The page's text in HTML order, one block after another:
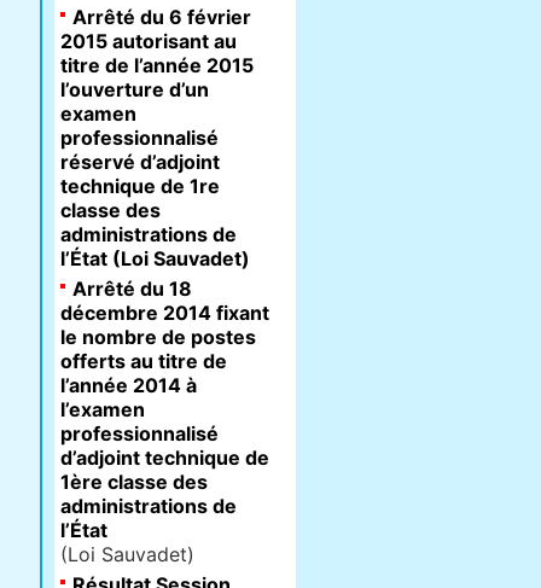
Arrêté du 6 février
2015 autorisant au
titre de l’année 2015
l’ouverture d’un
examen
professionnalisé
réservé d’adjoint
technique de 1re
classe des
administrations de
l’État (Loi Sauvadet)
Arrêté du 18
décembre 2014 fixant
le nombre de postes
offerts au titre de
l’année 2014 à
l’examen
professionnalisé
d’adjoint technique de
1ère classe des
administrations de
l’État
(Loi Sauvadet)